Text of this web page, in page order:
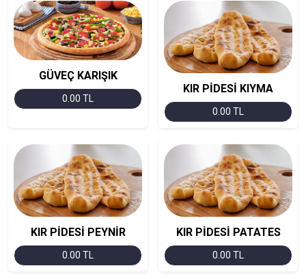
GÜVEÇ KARIŞIK
0.00 TL
KIR PİDESİ KIYMA
0.00 TL
KIR PİDESİ PEYNİR
0.00 TL
KIR PİDESİ PATATES
0.00 TL